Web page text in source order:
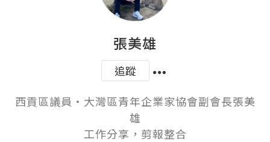
張美雄
追蹤
西貢區議員‧大灣區青年企業家協會副會長張美
雄
工作分享，剪報整合